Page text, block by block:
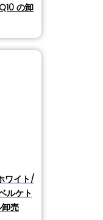
の卸
ワイト/
ルケト
卸売